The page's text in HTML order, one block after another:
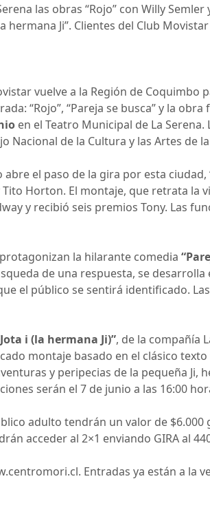
las obras “Rojo” con Willy
hermana Ji”. Clientes del Club
vuelve a la Región de Coquimbo
“Rojo”, “Pareja se busca” y la obra
en el Teatro Municipal de La
Nacional de la Cultura y las Artes de
el paso de la gira por esta ciudad,
Horton. El montaje, que retrata la
y recibió seis premios Tony. Las
la hilarante comedia
de una respuesta, se
el público se sentirá identificado.
i (la hermana Ji)”, de la compañía
montaje basado en el clásico
y peripecias de la pequeña
serán el 7 de junio a las 16:00
adulto tendrán un valor de
acceder al 2×1 enviando GIRA al
Entradas ya están a la